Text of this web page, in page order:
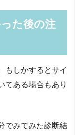
た後の注
もしかするとサイ
てある場合もあり
でみてみた診断結